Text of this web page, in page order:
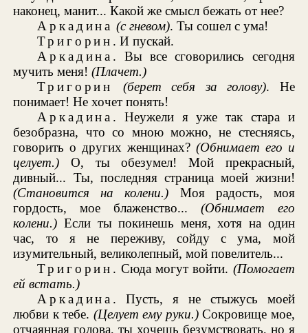
наконец, манит... Какой же смысл бежать от нее?
Аркадина (с гневом). Ты сошел с ума!
Тригорин . И пускай.
Аркадина . Вы все сговорились сегодня
мучить меня!(Плачет.)
Тригорин
(берет себя за голову). Не
понимает! Не хочет понять!
Аркадина . Неужели я уже так стара и
безобразна, что со мною можно, не стесняясь,
говорить о других женщинах? (Обнимает его и
целует.) О, ты обезумел! Мой прекрасный,
дивный... Ты, последняя страница моей жизни!
(Становится на колени.) Моя радость, моя
гордость, мое блаженство... (Обнимает его
колени.) Если ты покинешь меня, хотя на один
час, то я не переживу, сойду с ума, мой
изумительный, великолепный, мой повелитель...
Тригорин . Сюда могут войти. (Помогает
ей встать.)
Аркадина . Пусть, я не стыжусь моей
любви к тебе. (Целует ему руки.)Сокровище мое,
отчаянная голова, ты хочешь безумствовать, но я